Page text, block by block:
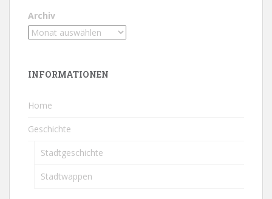
Archiv
INFORMATIONEN
Home
Geschichte
Stadtgeschichte
Stadtwappen